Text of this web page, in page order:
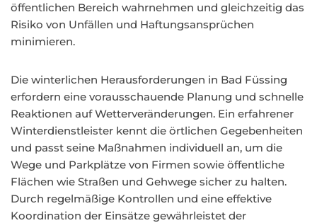
öffentlichen Bereich wahrnehmen und gleichzeitig das
Risiko von Unfällen und Haftungsansprüchen
minimieren.
Die winterlichen Herausforderungen in Bad Füssing
erfordern eine vorausschauende Planung und schnelle
Reaktionen auf Wetterveränderungen. Ein erfahrener
Winterdienstleister kennt die örtlichen Gegebenheiten
und passt seine Maßnahmen individuell an, um die
Wege und Parkplätze von Firmen sowie öffentliche
Flächen wie Straßen und Gehwege sicher zu halten.
Durch regelmäßige Kontrollen und eine effektive
Koordination der Einsätze gewährleistet der